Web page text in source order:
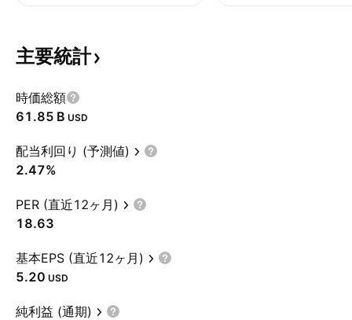
主要統計
時価総額
‪61.85 B‬ USD
配当利回り (予測値)
2.47%
PER (直近12ヶ月)
18.63
基本EPS (直近12ヶ月)
5.20 USD
純利益 (通期)